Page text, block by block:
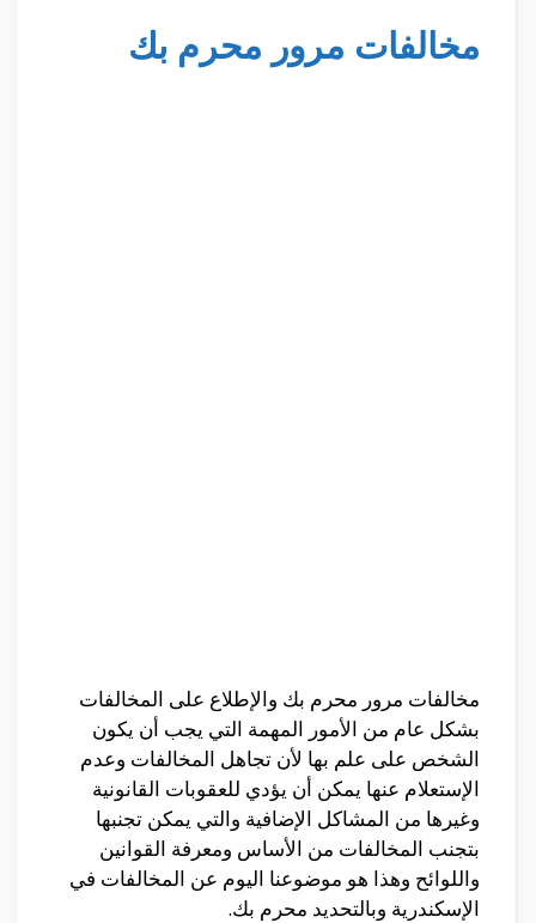
مخالفات مرور محرم بك
مخالفات مرور محرم بك والإطلاع على المخالفات
بشكل عام من الأمور المهمة التي يجب أن يكون
الشخص على علم بها لأن تجاهل المخالفات وعدم
الإستعلام عنها يمكن أن يؤدي للعقوبات القانونية
وغيرها من المشاكل الإضافية والتي يمكن تجنبها
بتجنب المخالفات من الأساس ومعرفة القوانين
واللوائح وهذا هو موضوعنا اليوم عن المخالفات في
الإسكندرية وبالتحديد محرم بك.